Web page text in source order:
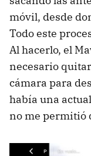
móvil, desde
Todo este
Al hacerlo, el
necesario
cámara para
había una
no me permitió